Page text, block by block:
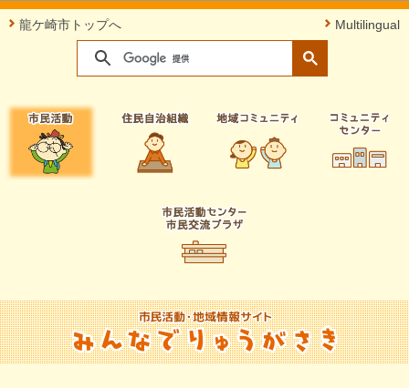
このページの本文へ移動
龍ケ崎市トップへ Multilingual